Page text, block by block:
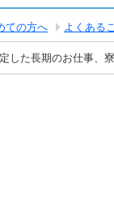
ての方へ よくある
した長期のお仕事、